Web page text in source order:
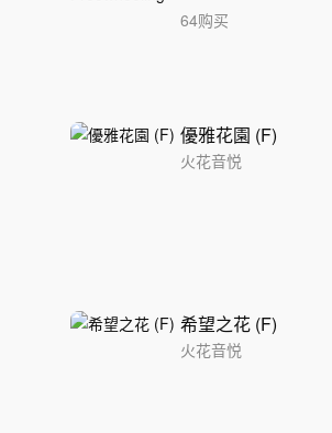
64购买
優雅花園 (F)
火花音悦
希望之花 (F)
火花音悦